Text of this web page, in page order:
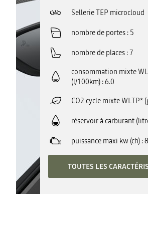
Sellerie TEP microcloud
nombre de portes 5
nombre de places 7
consommation mixte
(l/100km) 6.0
CO2 cycle mixte WLTP*
réservoir à carburant
puissance maxi kw (ch)
TOUTES LES